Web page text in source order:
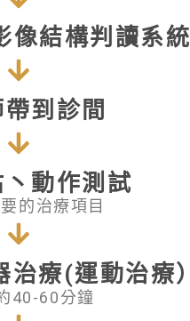
像結構判讀系統
到診間
動作測試
的治療項目
療(運動治療）
40-60分鐘